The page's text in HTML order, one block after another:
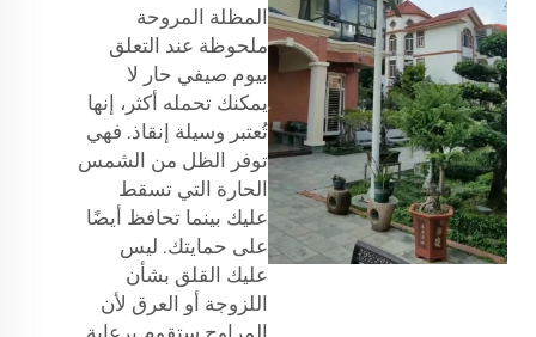
المظلة المروحة
ملحوظة عند التعلق
بيوم صيفي حار لا
يمكنك تحمله أكثر، إنها
تُعتبر وسيلة إنقاذ. فهي
توفر الظل من الشمس
الحارة التي تسقط
عليك بينما تحافظ أيضًا
على حمايتك. ليس
عليك القلق بشأن
اللزوجة أو العرق لأن
المراوح ستقوم برعاية